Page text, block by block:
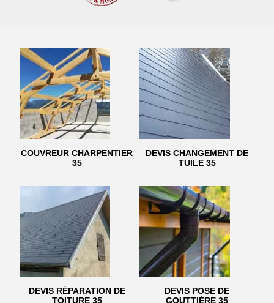
COUVREUR CHARPENTIER
35
DEVIS CHANGEMENT DE
TUILE 35
DEVIS RÉPARATION DE
TOITURE 35
DEVIS POSE DE
GOUTTIÈRE 35